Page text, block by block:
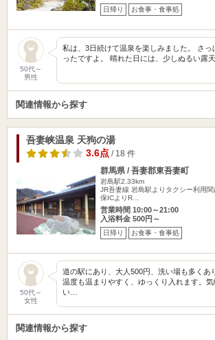
日帰り お食事・食事処
50代～
男性
私は、3日続けて温泉を楽しみました。 さっ
ったですよ。 晴れた日には、少しぬるい露
関連情報から探す
吾妻峡温泉 天狗の湯
3.6点/ 18 件
群馬県 / 吾妻郡東吾妻町
岩島駅2.33km
JR吾妻線 岩島駅よりタクシー利用
保ICよりR…
営業時間 10:00～21:00
入浴料金 500円～
日帰り お食事・食事処
50代～
女性
道の駅にあり、大人500円、洗い場も多くあ
温度も温まりやすく、ゆっくり入れます。
い…
関連情報から探す